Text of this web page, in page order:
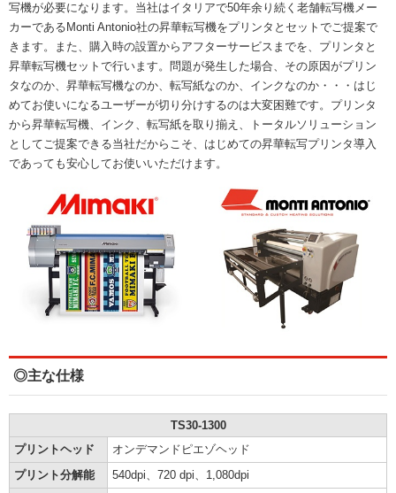
写機が必要になります。当社はイタリアで50年余り続く老舗転写機メー
カーであるMonti Antonio社の昇華転写機をプリンタとセットでご提案で
きます。また、購入時の設置からアフターサービスまでを、プリンタと
昇華転写機セットで行います。問題が発生した場合、その原因がプリン
タなのか、昇華転写機なのか、転写紙なのか、インクなのか・・・はじ
めてお使いになるユーザーが切り分けするのは大変困難です。プリンタ
から昇華転写機、インク、転写紙を取り揃え、トータルソリューション
としてご提案できる当社だからこそ、はじめての昇華転写プリンタ導入
であっても安心してお使いいただけます。
◎主な仕様
TS30-1300
プリントヘッド
オンデマンドピエゾヘッド
プリント分解能
540dpi、720 dpi、1,080dpi